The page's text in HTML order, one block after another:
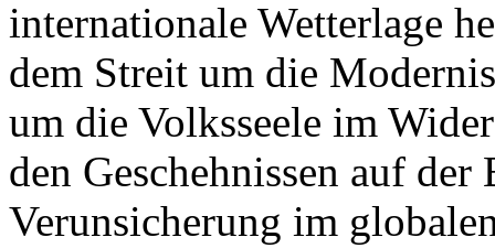
internationale Wetterlage
dem Streit um die
um die Volksseele im
den Geschehnissen auf
Verunsicherung im